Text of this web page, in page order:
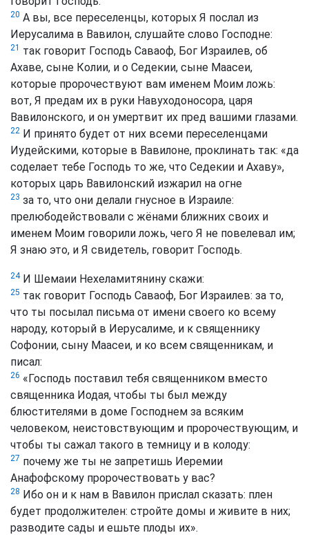
20 А вы, все переселенцы, которых Я послал из
Иерусалима в Вавилон, слушайте слово Господне:
21 так говорит Господь Саваоф, Бог Израилев, об
Ахаве, сыне Колии, и о Седекии, сыне Маасеи,
которые пророчествуют вам именем Моим ложь:
вот, Я предам их в руки Навуходоносора, царя
Вавилонского, и он умертвит их пред вашими глазами.
22 И принято будет от них всеми переселенцами
Иудейскими, которые в Вавилоне, проклинать так: «да
соделает тебе Господь то же, что Седекии и Ахаву»,
которых царь Вавилонский изжарил на огне
23 за то, что они делали гнусное в Израиле:
прелюбодействовали с жёнами ближних своих и
именем Моим говорили ложь, чего Я не повелевал им;
Я знаю это, и Я свидетель, говорит Господь.
24И Шемаии Нехеламитянину скажи:
25 так говорит Господь Саваоф, Бог Израилев: за то,
что ты посылал письма от имени своего ко всему
народу, который в Иерусалиме, и к священнику
Софонии, сыну Маасеи, и ко всем священникам, и
писал:
26 «Господь поставил тебя священником вместо
священника Иодая, чтобы ты был между
блюстителями в доме Господнем за всяким
человеком, неистовствующим и пророчествующим, и
чтобы ты сажал такого в темницу и в колоду:
27 почему же ты не запретишь Иеремии
Анафофскому пророчествовать у вас?
28 Ибо он и к нам в Вавилон прислал сказать: плен
будет продолжителен: стройте домы и живите в них;
разводите сады и ешьте плоды их».